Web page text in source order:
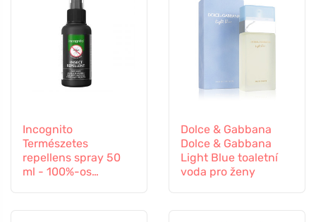
Incognito
Természetes
repellens spray 50
ml - 100%-os
Dolce & Gabbana
Dolce & Gabbana
Light Blue toaletní
voda pro ženy